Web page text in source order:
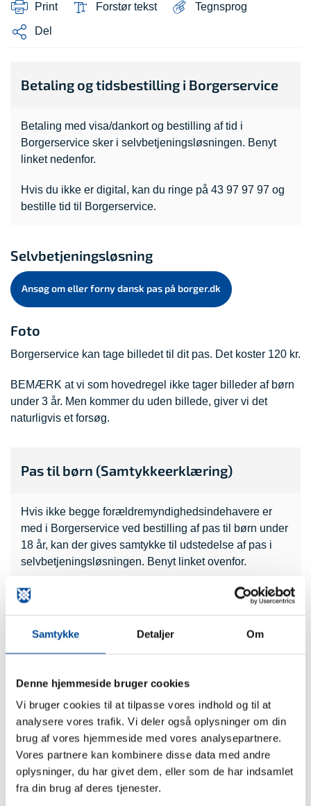
Samtykke Detaljer Om
Denne hjemmeside bruger cookies
Vi bruger cookies til at tilpasse vores indhold og til at
analysere vores trafik. Vi deler også oplysninger om din
brug af vores hjemmeside med vores analysepartnere.
Vores partnere kan kombinere disse data med andre
oplysninger, du har givet dem, eller som de har indsamlet
fra din brug af deres tjenester.
Print Forstør tekst Tegnsprog
Del
Betaling og tidsbestilling i Borgerservice
Betaling med visa/dankort og bestilling af tid i
Borgerservice sker i selvbetjeningsløsningen. Benyt
linket nedenfor.
Hvis du ikke er digital, kan du ringe på 43 97 97 97 og
bestille tid til Borgerservice.
Selvbetjeningsløsning
Ansøg om eller forny dansk pas på borger.dk
Foto
Borgerservice kan tage billedet til dit pas. Det koster 120 kr.
BEMÆRK at vi som hovedregel ikke tager billeder af børn
under 3 år. Men kommer du uden billede, giver vi det
naturligvis et forsøg.
Pas til børn (Samtykkeerklæring)
Hvis ikke begge forældremyndighedsindehavere er
med i Borgerservice ved bestilling af pas til børn under
18 år, kan der gives samtykke til udstedelse af pas i
selvbetjeningsløsningen. Benyt linket ovenfor.
I modsat fald skal samtykkeerklæringen “Blanket - Pas
den digitalt via selvbetjeningsløsningen på borger.dk.
Afhentning af pas i Borgerservice
Dit pas bliver bestilt af og udleveret i Borgerservice.
Når dit nye pas ligger klar til afhentning i Borgerservice
modtager du en SMS, hvoraf det fremgår om du skal